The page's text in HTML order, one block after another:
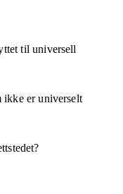
til universell
ikke er universelt